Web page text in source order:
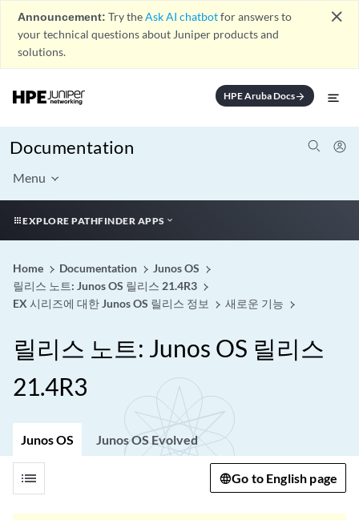
Announcement: Try theAsk AI chatbotfor answers to
your technical questions about Juniper products and
solutions.
close
HPE Aruba Docsarrow_forward
Documentation
Menu
EXPLORE PATHFINDER APPS
Home Documentation
Junos OS
릴리스 노트: Junos OS 릴리스 21.4R3
EX 시리즈에 대한 Junos OS 릴리스 정보
새로운 기능
릴리스 노트: Junos OS 릴리스
21.4R3
Junos OS Junos OS Evolved
list Go to English page